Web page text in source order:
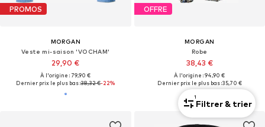
PROMOS
MORGAN
Veste mi-saison 'VOCHAM'
29,90 €
À l'origine : 79,90 €
Dernier prix le plus bas :38,32 €-22%
OFFRE
MORGAN
Robe
38,43 €
À l'origine : 94,90 €
Dernier prix le plus bas :35,70 €
1
Filtrer & trier